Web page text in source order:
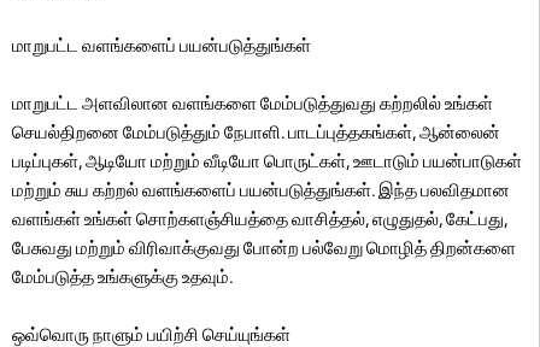
மாறுபட்ட வளங்களைப் பயன்படுத்துங்கள்
மாறுபட்ட அளவிலான வளங்களை மேம்படுத்துவது கற்றலில் உங்கள்
செயல்திறனை மேம்படுத்தும் நேபாளி. பாடப்புத்தகங்கள், ஆன்லைன்
படிப்புகள், ஆடியோ மற்றும் வீடியோ பொருட்கள், ஊடாடும் பயன்பாடுகள்
மற்றும் சுய கற்றல் வளங்களைப் பயன்படுத்துங்கள். இந்த பலவிதமான
வளங்கள் உங்கள் சொற்களஞ்சியத்தை வாசித்தல், எழுதுதல், கேட்பது,
பேசுவது மற்றும் விரிவாக்குவது போன்ற பல்வேறு மொழித் திறன்களை
மேம்படுத்த உங்களுக்கு உதவும்.
ஒவ்வொரு நாளும் பயிற்சி செய்யுங்கள்